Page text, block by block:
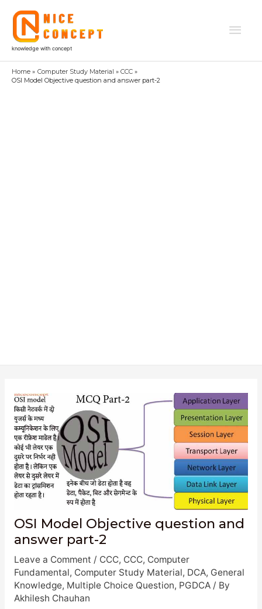
content
knowledge with concept
Home Computer Study Material
CCC
OSI Model Objective question and answer part-2
OSI Model Objective question and
answer part-2
Leave a Comment / CCC, CCC, Computer
Fundamental, Computer Study Material, DCA, General
Knowledge, Multiple Choice Question, PGDCA/ By
Akhilesh Chauhan